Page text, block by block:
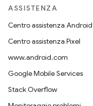
ASSISTENZA
Centro assistenza Android
Centro assistenza Pixel
www.android.com
Google Mobile Services
Stack Overflow